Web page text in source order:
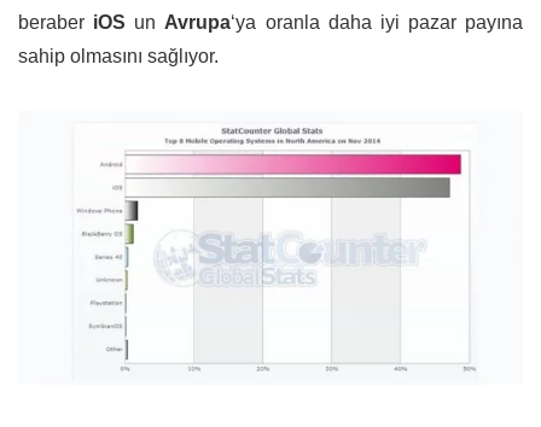
beraber iOS un Avrupa‘ya oranla daha iyi pazar payına
sahip olmasını sağlıyor.